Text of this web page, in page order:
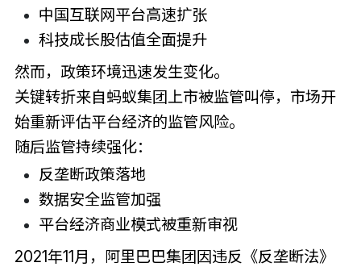
中国互联网平台高速扩张
科技成长股估值全面提升
然而，政策环境迅速发生变化。
关键转折来自蚂蚁集团上市被监管叫停，市场开
始重新评估平台经济的监管风险。
随后监管持续强化：
反垄断政策落地
数据安全监管加强
平台经济商业模式被重新审视
2021年11月，阿里巴巴集团因违反《反垄断法》